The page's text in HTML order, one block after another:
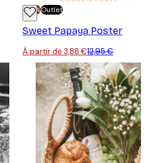
-70%Outlet
Sweet Papaya Poster
À partir de 3,88 €12,95 €